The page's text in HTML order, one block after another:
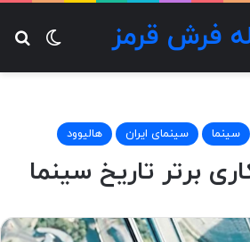
فرش قرمز
سینما سینمای ایران هالیوود